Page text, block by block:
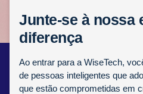
Junte-se à nossa
diferença
Ao entrar para a WiseTech,
de pessoas inteligentes que
que estão comprometidas em